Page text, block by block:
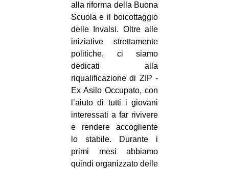
alla riforma della Buona
Scuola e il boicottaggio
delle Invalsi. Oltre alle
iniziative strettamente
politiche, ci siamo
dedicati alla
riqualificazione di ZIP ­
Ex Asilo Occupato, con
l’aiuto di tutti i giovani
interessati a far rivivere
e rendere accogliente
lo stabile. Durante i
primi mesi abbiamo
quindi organizzato delle